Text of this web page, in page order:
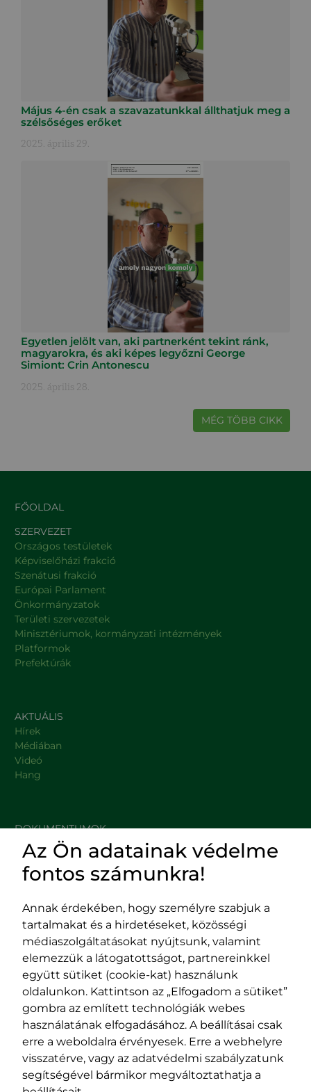
Május 4-én csak a szavazatunkkal állthatjuk meg a
szélsőséges erőket
2025. április 29.
Egyetlen jelölt van, aki partnerként tekint ránk,
magyarokra, és aki képes legyőzni George
Simiont: Crin Antonescu
2025. április 28.
MÉG TÖBB CIKK
FŐOLDAL
SZERVEZET
Országos testületek
Képviselőházi frakció
Szenátusi frakció
Európai Parlament
Önkormányzatok
Területi szervezetek
Minisztériumok, kormányzati intézmények
Platformok
Prefektúrák
AKTUÁLIS
Hírek
Médiában
Videó
Hang
DOKUMENTUMOK
HASZNOS LINKEK
Impresszum
Adatvédelmi szabályzat
EPP program
400029 Kolozsvár,
Fürdő (Card. Iuliu Hossu) utca, 41.
szám
tel/fax:0723 250 321
email:office@rmdsz.ro
400489 Kolozsvár,
Majális utca, 60.
szám
tel/fax:0264 590 758
email:
office@rmdsz.ro
Az Ön adatainak védelme
fontos számunkra!
Annak érdekében, hogy személyre szabjuk a
tartalmakat és a hirdetéseket, közösségi
médiaszolgáltatásokat nyújtsunk, valamint
elemezzük a látogatottságot, partnereinkkel
együtt sütiket (cookie-kat) használunk
oldalunkon. Kattintson az „Elfogadom a sütiket”
gombra az említett technológiák webes
használatának elfogadásához. A beállításai csak
erre a weboldalra érvényesek. Erre a webhelyre
visszatérve, vagy az adatvédelmi szabályzatunk
segítségével bármikor megváltoztathatja a